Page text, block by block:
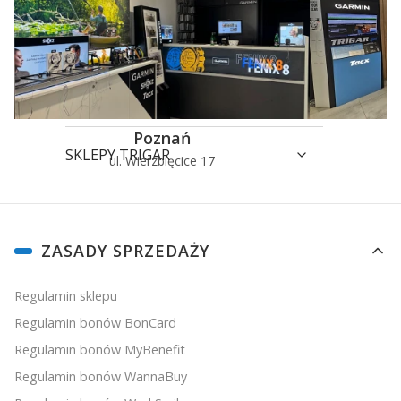
APLIKACJE
GADŻETY
SKLEPY TRIGAR
Poznań
ul. Wierzbięcice 17
Linki w stopce
ZASADY SPRZEDAŻY
Regulamin sklepu
Regulamin bonów BonCard
Regulamin bonów MyBenefit
Regulamin bonów WannaBuy